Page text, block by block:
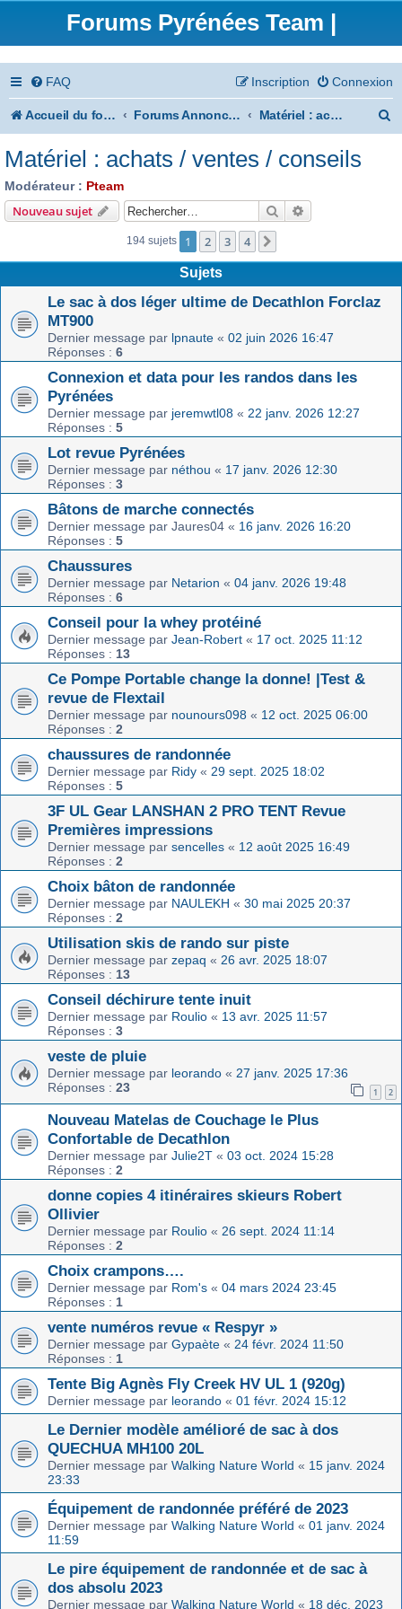
Forums Pyrénées Team |
FAQ Connexion
Inscription
Accueil du forum Forums Annonces Matériel : achats / ventes / conseils
r
Matériel : achats / ventes / conseils
Modérateur : Pteam
Nouveau sujet Rechercher
194 sujets 1 2 3 4
Sujets
Le sac à dos léger ultime de Decathlon Forclaz
MT900
Dernier message par lpnaute « 02 juin 2026 16:47
Réponses : 6
Connexion et data pour les randos dans les
Pyrénées
Dernier message par jeremwtl08 « 22 janv. 2026 12:27
Réponses : 5
Lot revue Pyrénées
Dernier message par néthou « 17 janv. 2026 12:30
Réponses : 3
Bâtons de marche connectés
Dernier message par Jaures04 « 16 janv. 2026 16:20
Réponses : 5
Chaussures
Dernier message par Netarion « 04 janv. 2026 19:48
Réponses : 6
Conseil pour la whey protéiné
Dernier message par Jean-Robert « 17 oct. 2025 11:12
Réponses : 13
Ce Pompe Portable change la donne! |Test &
revue de Flextail
Dernier message par nounours098 « 12 oct. 2025 06:00
Réponses : 2
chaussures de randonnée
Dernier message par Ridy « 29 sept. 2025 18:02
Réponses : 5
3F UL Gear LANSHAN 2 PRO TENT Revue
Premières impressions
Dernier message par sencelles « 12 août 2025 16:49
Réponses : 2
Choix bâton de randonnée
Dernier message par NAULEKH « 30 mai 2025 20:37
Réponses : 2
Utilisation skis de rando sur piste
Dernier message par zepaq « 26 avr. 2025 18:07
Réponses : 13
Conseil déchirure tente inuit
Dernier message par Roulio « 13 avr. 2025 11:57
Réponses : 3
veste de pluie
Dernier message par leorando « 27 janv. 2025 17:36
Réponses : 23 1 2
Nouveau Matelas de Couchage le Plus
Confortable de Decathlon
Dernier message par Julie2T « 03 oct. 2024 15:28
Réponses : 2
donne copies 4 itinéraires skieurs Robert
Ollivier
Dernier message par Roulio « 26 sept. 2024 11:14
Réponses : 2
Choix crampons….
Dernier message par Rom's « 04 mars 2024 23:45
Réponses : 1
vente numéros revue « Respyr »
Dernier message par Gypaète « 24 févr. 2024 11:50
Réponses : 1
Tente Big Agnès Fly Creek HV UL 1 (920g)
Dernier message par leorando « 01 févr. 2024 15:12
Le Dernier modèle amélioré de sac à dos
QUECHUA MH100 20L
Dernier message par Walking Nature World « 15 janv. 2024
23:33
Équipement de randonnée préféré de 2023
Dernier message par Walking Nature World « 01 janv. 2024
11:59
Le pire équipement de randonnée et de sac à
dos absolu 2023
Dernier message par Walking Nature World « 18 déc. 2023